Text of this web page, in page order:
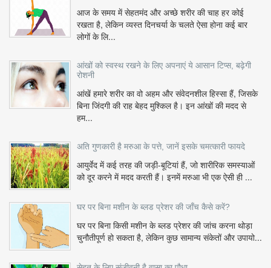
आज के समय में सेहतमंद और अच्छे शरीर की चाह हर कोई
रखता है, लेकिन व्यस्त दिनचर्या के चलते ऐसा होना कई बार
लोगों के लि...
आंखों को स्वस्थ रखने के लिए अपनाएं ये आसान टिप्स, बढ़ेगी
रोशनी
आंखें हमारे शरीर का वो अहम और संवेदनशील हिस्सा हैं, जिसके
बिना जिंदगी की राह बेहद मुश्किल है। इन आंखों की मदद से
हम...
अति गुणकारी है मरुआ के पत्ते, जानें इसके चमत्कारी फायदे
आयुर्वेद में कई तरह की जड़ी-बूटियां हैं, जो शारीरिक समस्याओं
को दूर करने में मदद करती हैं। इनमें मरुआ भी एक ऐसी ही ...
घर पर बिना मशीन के ब्लड प्रेशर की जाँच कैसे करें?
घर पर बिना किसी मशीन के ब्लड प्रेशर की जांच करना थोड़ा
चुनौतीपूर्ण हो सकता है, लेकिन कुछ सामान्य संकेतों और उपायो...